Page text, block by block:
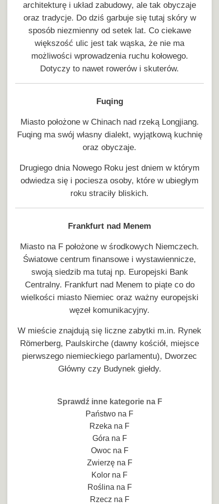
architekturę i układ zabudowy, ale tak obyczaje
oraz tradycje. Do dziś garbuje się tutaj skóry w
sposób niezmienny od setek lat. Co ciekawe
większość ulic jest tak wąska, że nie ma
możliwości wprowadzenia ruchu kołowego.
Dotyczy to nawet rowerów i skuterów.
Fuqing
Miasto położone w Chinach nad rzeką Longjiang.
Fuqing ma swój własny dialekt, wyjątkową kuchnię
oraz obyczaje.
Drugiego dnia Nowego Roku jest dniem w którym
odwiedza się i pociesza osoby, które w ubiegłym
roku straciły bliskich.
Frankfurt nad Menem
Miasto na F położone w środkowych Niemczech.
Światowe centrum finansowe i wystawiennicze,
swoją siedzib ma tutaj np. Europejski Bank
Centralny. Frankfurt nad Menem to piąte co do
wielkości miasto Niemiec oraz ważny europejski
węzeł komunikacyjny.
W mieście znajdują się liczne zabytki m.in. Rynek
Römerberg, Paulskirche (dawny kościół, miejsce
pierwszego niemieckiego parlamentu), Dworzec
Główny czy Budynek giełdy.
Sprawdź inne kategorie na F
Państwo na F
Rzeka na F
Góra na F
Owoc na F
Zwierzę na F
Kolor na F
Roślina na F
Rzecz na F